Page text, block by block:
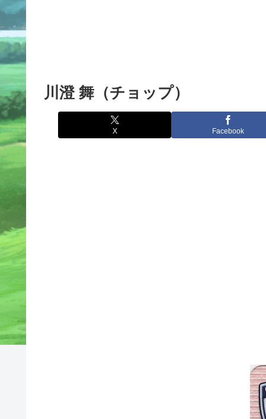
川澄 舞（チョップ）
X Facebook